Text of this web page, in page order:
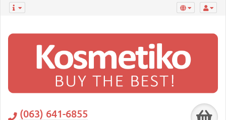
(063) 641-6855